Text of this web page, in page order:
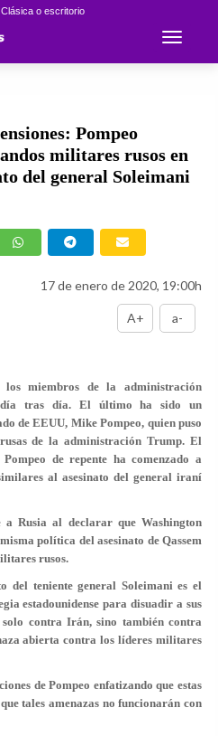
o escritorio
Toggle
Pompeo
militares rusos en
del general Soleimani
17 de enero de 2020, 19:00h
A+ a-
los miembros de la administración
día tras día. El último ha sido un
de EEUU, Mike Pompeo, quien puso
de la administración Trump. El
de repente ha comenzado a
al asesinato del general iraní
a Rusia al declarar que Washington
política del asesinato de Qassem
rusos.
del teniente general Soleimani es el
estadounidense para disuadir a sus
contra Irán, sino también contra
abierta contra los líderes militares
de Pompeo enfatizando que estas
tales amenazas no funcionarán con